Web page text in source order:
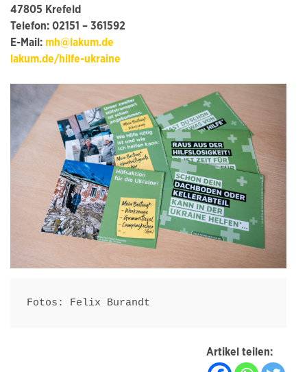
47805 Krefeld
Telefon: 02151 – 361592
E-Mail: mh@lakum.de
lakum.de/hilfe-ukraine
Fotos: Felix Burandt
Artikel teilen: